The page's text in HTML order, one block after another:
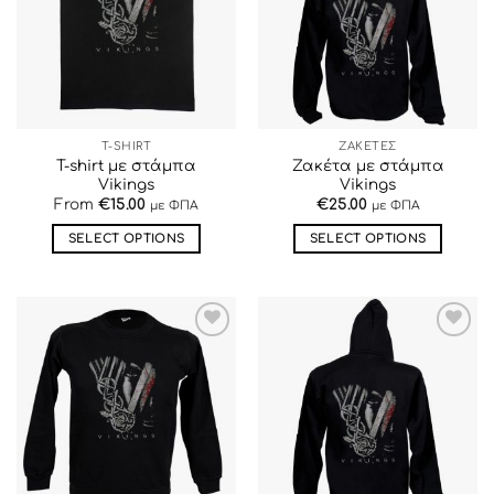
ΕΠΙΘΥΜΙΏΝ
T-SHIRT
T-shirt με στάμπα
Vikings
From €15.00 με ΦΠΑ
SELECT OPTIONS
προϊόν
πολλαπλές
παραλλαγές.
Οι
επιλογές
μπορούν
ΕΠΙΘΥΜΙΏΝ
ΖΑΚΕΤΕΣ
Ζακέτα με στάμπα
Vikings
€25.00 με ΦΠΑ
SELECT OPTIONS
προϊόν
έχει
πολλαπλές
παραλλαγές.
Οι
επιλογές
μπορούν
ΠΡΟΣΘΉΚΗ
ΣΤΗΝ ΛΊΣΤΑ
ΕΠΙΘΥΜΙΏΝ
ΠΡΟΣΘΉΚΗ
ΣΤΗΝ ΛΊΣΤΑ
ΕΠΙΘΥΜΙΏΝ